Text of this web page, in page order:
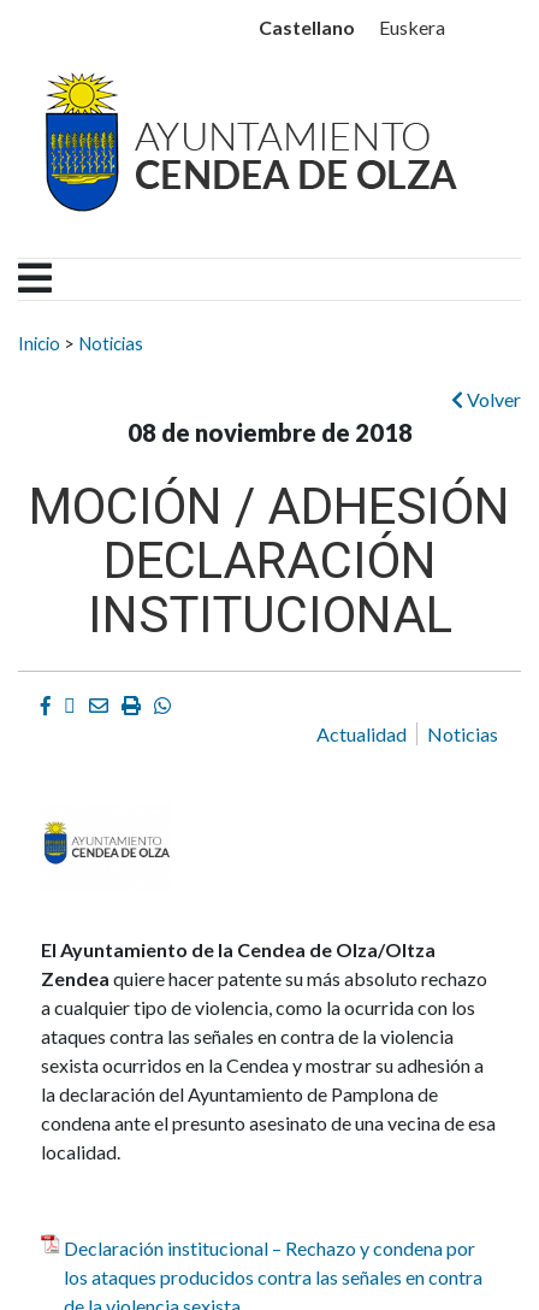
Ayuntamiento Cendea
Castellano Euskera
Buscar:
Inicio > Noticias
Volver
08 de noviembre de 2018
MOCIÓN / ADHESIÓN
DECLARACIÓN
INSTITUCIONAL
Facebook
Twitter
EmailImprimirWhatsapp
Actualidad
Noticias
El Ayuntamiento de la Cendea de Olza/Oltza
Zendea quiere hacer patente su más absoluto rechazo
a cualquier tipo de violencia, como la ocurrida con los
ataques contra las señales en contra de la violencia
sexista ocurridos en la Cendea y mostrar su adhesión a
la declaración del Ayuntamiento de Pamplona de
condena ante el presunto asesinato de una vecina de esa
localidad.
Declaración institucional – Rechazo y condena por
los ataques producidos contra las señales en contra